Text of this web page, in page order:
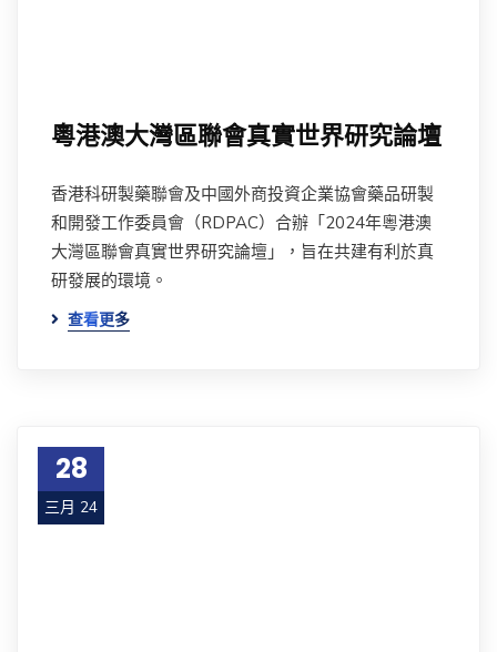
粵港澳大灣區聯會真實世界研究論壇
香港科研製藥聯會及中國外商投資企業協會藥品研製
和開發工作委員會（RDPAC）合辦「2024年粵港澳
大灣區聯會真實世界研究論壇」，旨在共建有利於真
研發展的環境。
查看更多
28
三月 24